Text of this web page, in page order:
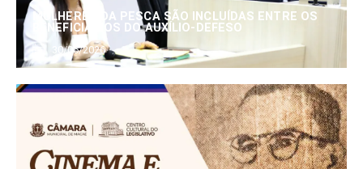
MULHERES DA PESCA SÃO INCLUÍDAS ENTRE OS
BENEFICIÁRIOS DO AUXÍLIO-DEFESO
30/06/2026